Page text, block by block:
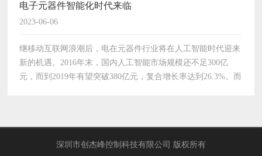
电子元器件智能化时代来临
2023-06-06
继移动互联网浪潮后，电在元器件行业将在人工智能时代迎来
新的机遇。2016年末，国内人工智能市场规模还不足300亿
元，而到2019年有望突破380亿元，复合增长率达到26.3%。而
深圳市创杰峰控制科技有限公司 版权所有